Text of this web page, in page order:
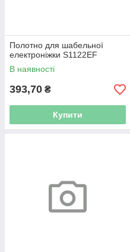
Полотно для шабельної
електроніжки S1122EF
В наявності
393,70 ₴
Купити